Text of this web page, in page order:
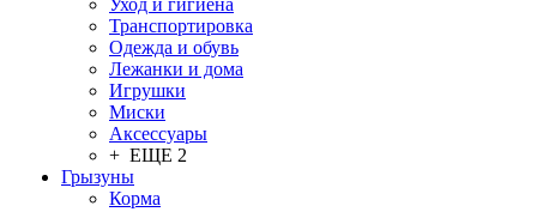
Уход и гигиена
Транспортировка
Одежда и обувь
Лежанки и дома
Игрушки
Миски
Аксессуары
+ ЕЩЕ 2
Грызуны
Корма